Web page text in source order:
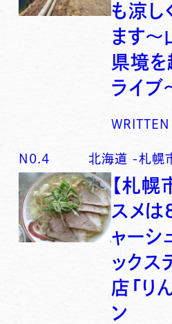
も涼し
ます〜
県境を
ライブ
N0. 4 北海道 -札幌
【札幌
スメ
ャーシ
ックス
店「り
ン